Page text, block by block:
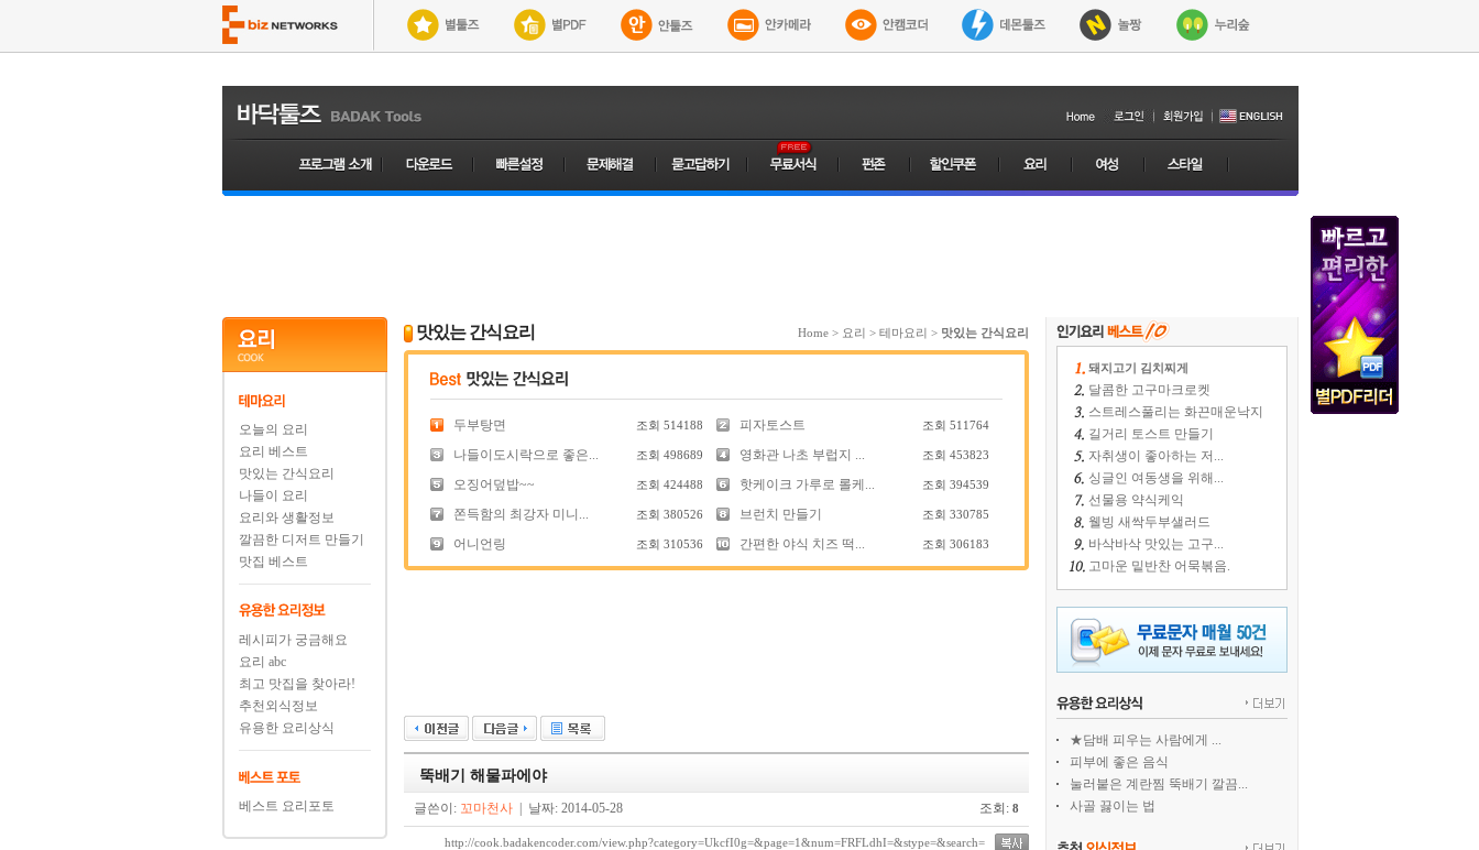
오늘의 요리
요리 베스트
맛있는 간식요리
나들이 요리
요리와 생활정보
깔끔한 디저트 만들기
맛집 베스트
레시피가 궁금해요
요리 abc
최고 맛집을 찾아라!
추천외식정보
유용한 요리상식
베스트 요리포토
맛있는 간식요리 Home > 요리 > 테마요리 > 맛있는 간식요리
두부탕면 조회 514188 피자토스트 조회 511764
나들이도시락으로 좋은... 조회 498689 영화관 나초 부럽지 ... 조회 453823
오징어덮밥~~ 조회 424488 핫케이크 가루로 롤케... 조회 394539
쫀득함의 최강자 미니... 조회 380526 브런치 만들기 조회 330785
어니언링 조회 310536 간편한 야식 치즈 떡... 조회 306183
뚝배기 해물파에야
글쓴이: 꼬마천사 | 날짜: 2014-05-28 조회: 8
http://cook.badakencoder.com/view.php?category=UkcfI0g=&page=1&num=FRFLdhI=&stype=&search=
돼지고기 김치찌게
달콤한 고구마크로켓
스트레스풀리는 화끈매운낙지
길거리 토스트 만들기
자취생이 좋아하는 저...
싱글인 여동생을 위해...
선물용 약식케익
웰빙 새싹두부샐러드
바삭바삭 맛있는 고구...
고마운 밑반찬 어묵볶음.
★담배 피우는 사람에게 ...
피부에 좋은 음식
눌러붙은 계란찜 뚝배기 깔끔...
사골 끓이는 법